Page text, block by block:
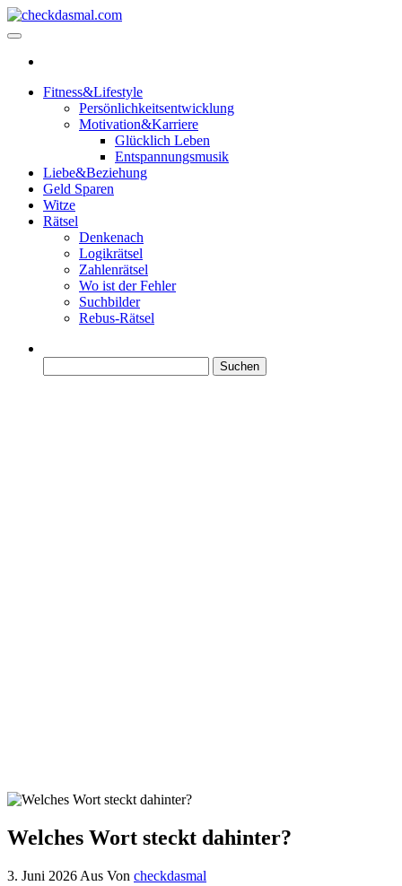
Zum
Inhalt
Fitness&Lifestyle
Persönlichkeitsentwicklung
Motivation&Karriere
Glücklich Leben
Entspannungsmusik
Liebe&Beziehung
Geld Sparen
Witze
Rätsel
Denkenach
Logikrätsel
Zahlenrätsel
Wo ist der Fehler
Suchbilder
Rebus-Rätsel
nach:
Welches Wort steckt dahinter?
3. Juni 2026 Aus Von checkdasmal